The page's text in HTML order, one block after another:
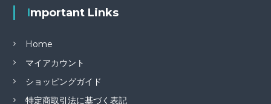
ー
シ
ョ
ン
Important Links
Home
マイアカウント
ショッピングガイド
特定商取引法に基づく表記